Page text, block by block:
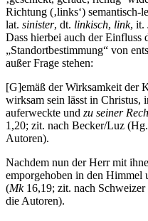
Richtung (‚links‘) semantisch-
lat. sinister, dt. linkisch, link, it.
Dass hierbei auch der Einfluss
„Standortbestimmung“ von
außer Frage stehen:
[G]emäß der Wirksamkeit der
wirksam sein lässt in Christus,
auferweckte und zu seiner
1,20; zit. nach Becker/Luz
Autoren).
Nachdem nun der Herr mit
emporgehoben in den Himmel
(Mk16,19; zit. nach
die Autoren).